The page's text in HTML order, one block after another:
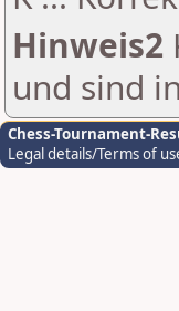
Hinweis2
und sind
Chess-Tournament-
Legal details/Terms of